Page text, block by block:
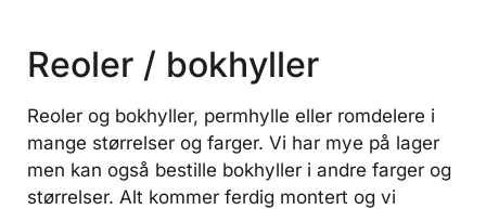
Reoler / bokhyller
Reoler og bokhyller, permhylle eller romdelere i
mange størrelser og farger. Vi har mye på lager
men kan også bestille bokhyller i andre farger og
størrelser. Alt kommer ferdig montert og vi